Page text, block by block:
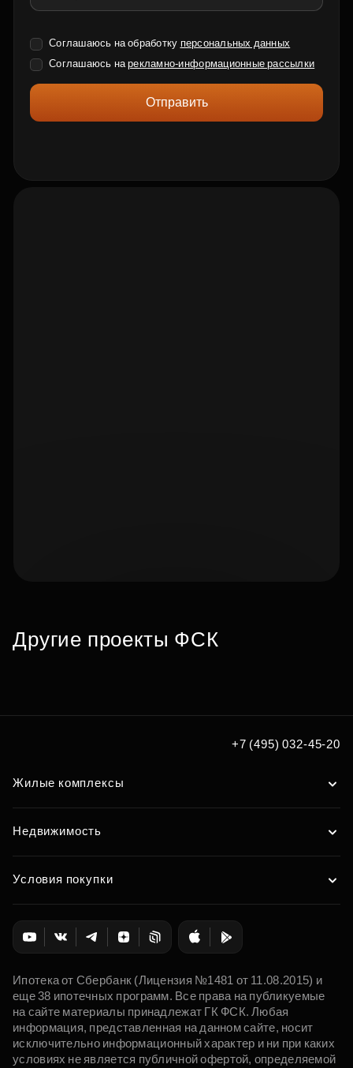
Соглашаюсь на обработку персональных данных
Соглашаюсь нарекламно-информационные рассылки
Отправить
по удобным вам параметрам
Другие проекты ФСК
+7 (495) 032-45-20
Жилые комплексы
Недвижимость
Условия покупки
Ипотека от Сбербанк (Лицензия №1481 от 11.08.2015) и
еще 38 ипотечных программ. Все права на публикуемые
на сайте материалы принадлежат ГК ФСК. Любая
информация, представленная на данном сайте, носит
исключительно информационный характер и ни при каких
условиях не является публичной офертой, определяемой